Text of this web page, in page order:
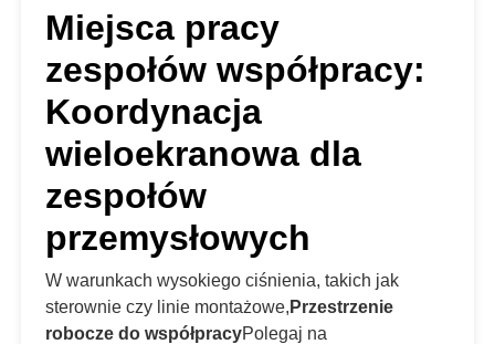
Miejsca pracy
zespołów współpracy:
Koordynacja
wieloekranowa dla
zespołów
przemysłowych
W warunkach wysokiego ciśnienia, takich jak
sterownie czy linie montażowe, Przestrzenie
robocze do współpracyPolegaj na